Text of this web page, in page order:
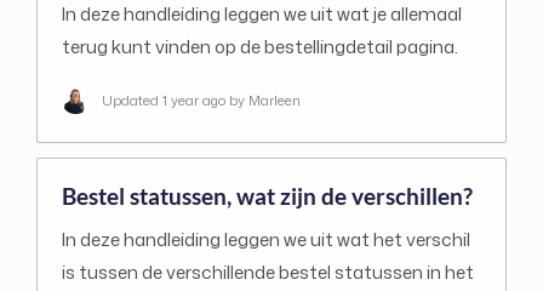
In deze handleiding leggen we uit wat je allemaal
terug kunt vinden op de bestellingdetail pagina.
Updated 1 year ago by Marleen
Bestel statussen, wat zijn de verschillen?
In deze handleiding leggen we uit wat het verschil
is tussen de verschillende bestel statussen in het